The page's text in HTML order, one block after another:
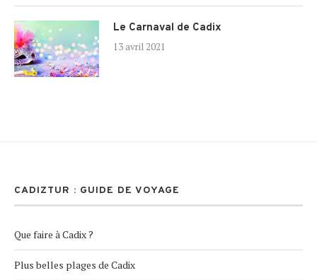
Le Carnaval de Cadix
13 avril 2021
CADIZTUR : GUIDE DE VOYAGE
Que faire à Cadix ?
Plus belles plages de Cadix